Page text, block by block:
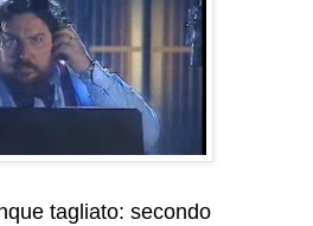
tagliato: secondo